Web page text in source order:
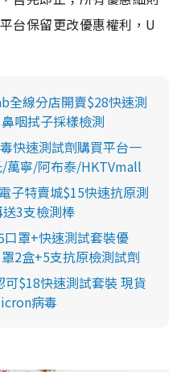
台保留更改優惠權利，U
全線分店開賣$28快速測
咽拭子採樣檢測
快速測試劑購買平台一
萬寧/阿布泰/HKTVmall
子特賣城$15快速抗原測
3支檢測棒
罩+快速測試套裝優
2盒+5支抗原檢測試劑
可$18快速測試套裝 現貨
病毒